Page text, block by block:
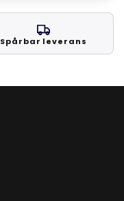
Spårbar leverans